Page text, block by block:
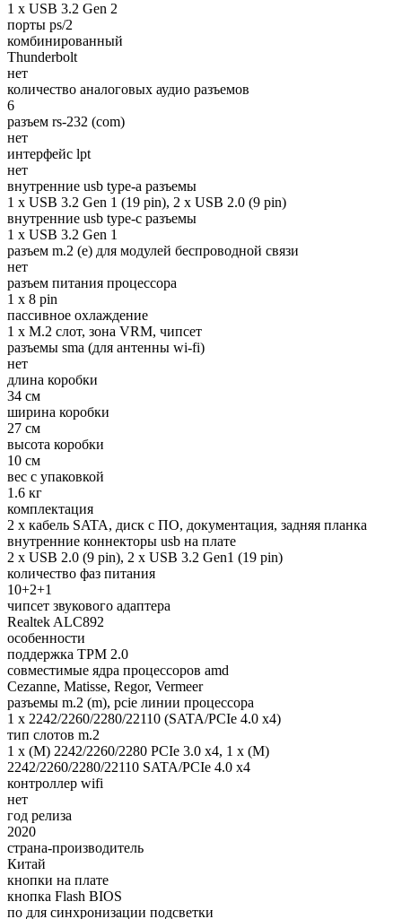
1 x USB 3.2 Gen 2
порты ps/2
комбинированный
Thunderbolt
нет
количество аналоговых аудио разъемов
6
разъем rs-232 (com)
нет
интерфейс lpt
нет
внутренние usb type-a разъемы
1 x USB 3.2 Gen 1 (19 pin), 2 x USB 2.0 (9 pin)
внутренние usb type-c разъемы
1 x USB 3.2 Gen 1
разъем m.2 (e) для модулей беспроводной связи
нет
разъем питания процессора
1 x 8 pin
пассивное охлаждение
1 x M.2 слот, зона VRM, чипсет
разъемы sma (для антенны wi-fi)
нет
длина коробки
34 см
ширина коробки
27 см
высота коробки
10 см
вес с упаковкой
1.6 кг
комплектация
2 x кабель SATA, диск с ПО, документация, задняя планка
внутренние коннекторы usb на плате
2 x USB 2.0 (9 pin), 2 x USB 3.2 Gen1 (19 pin)
количество фаз питания
10+2+1
чипсет звукового адаптера
Realtek ALC892
особенности
поддержка TPM 2.0
совместимые ядра процессоров amd
Cezanne, Matisse, Regor, Vermeer
разъемы m.2 (m), pcie линии процессора
1 x 2242/2260/2280/22110 (SATA/PCIe 4.0 x4)
тип слотов m.2
1 x (M) 2242/2260/2280 PCIe 3.0 x4, 1 x (M)
2242/2260/2280/22110 SATA/PCIe 4.0 x4
контроллер wifi
нет
год релиза
2020
страна-производитель
Китай
кнопки на плате
кнопка Flash BIOS
по для синхронизации подсветки